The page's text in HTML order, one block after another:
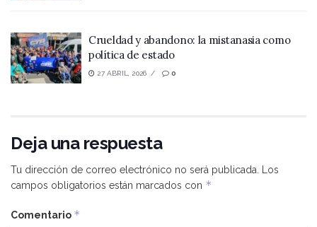
Crueldad y abandono: la mistanasia como
política de estado
27 ABRIL, 2026 0
Deja una respuesta
Tu dirección de correo electrónico no será publicada.
Los
campos obligatorios están marcados con *
Comentario *